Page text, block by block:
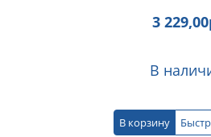
3 229,00
В
В корзину